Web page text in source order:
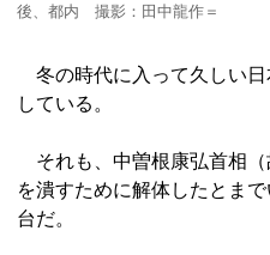
後、都内 撮影：田中龍作＝
冬の時代に入って久しい日
している。
それも、中曽根康弘首相（
を潰すために解体したとま
台だ。